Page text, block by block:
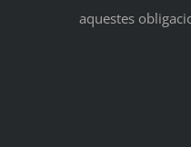
aquestes